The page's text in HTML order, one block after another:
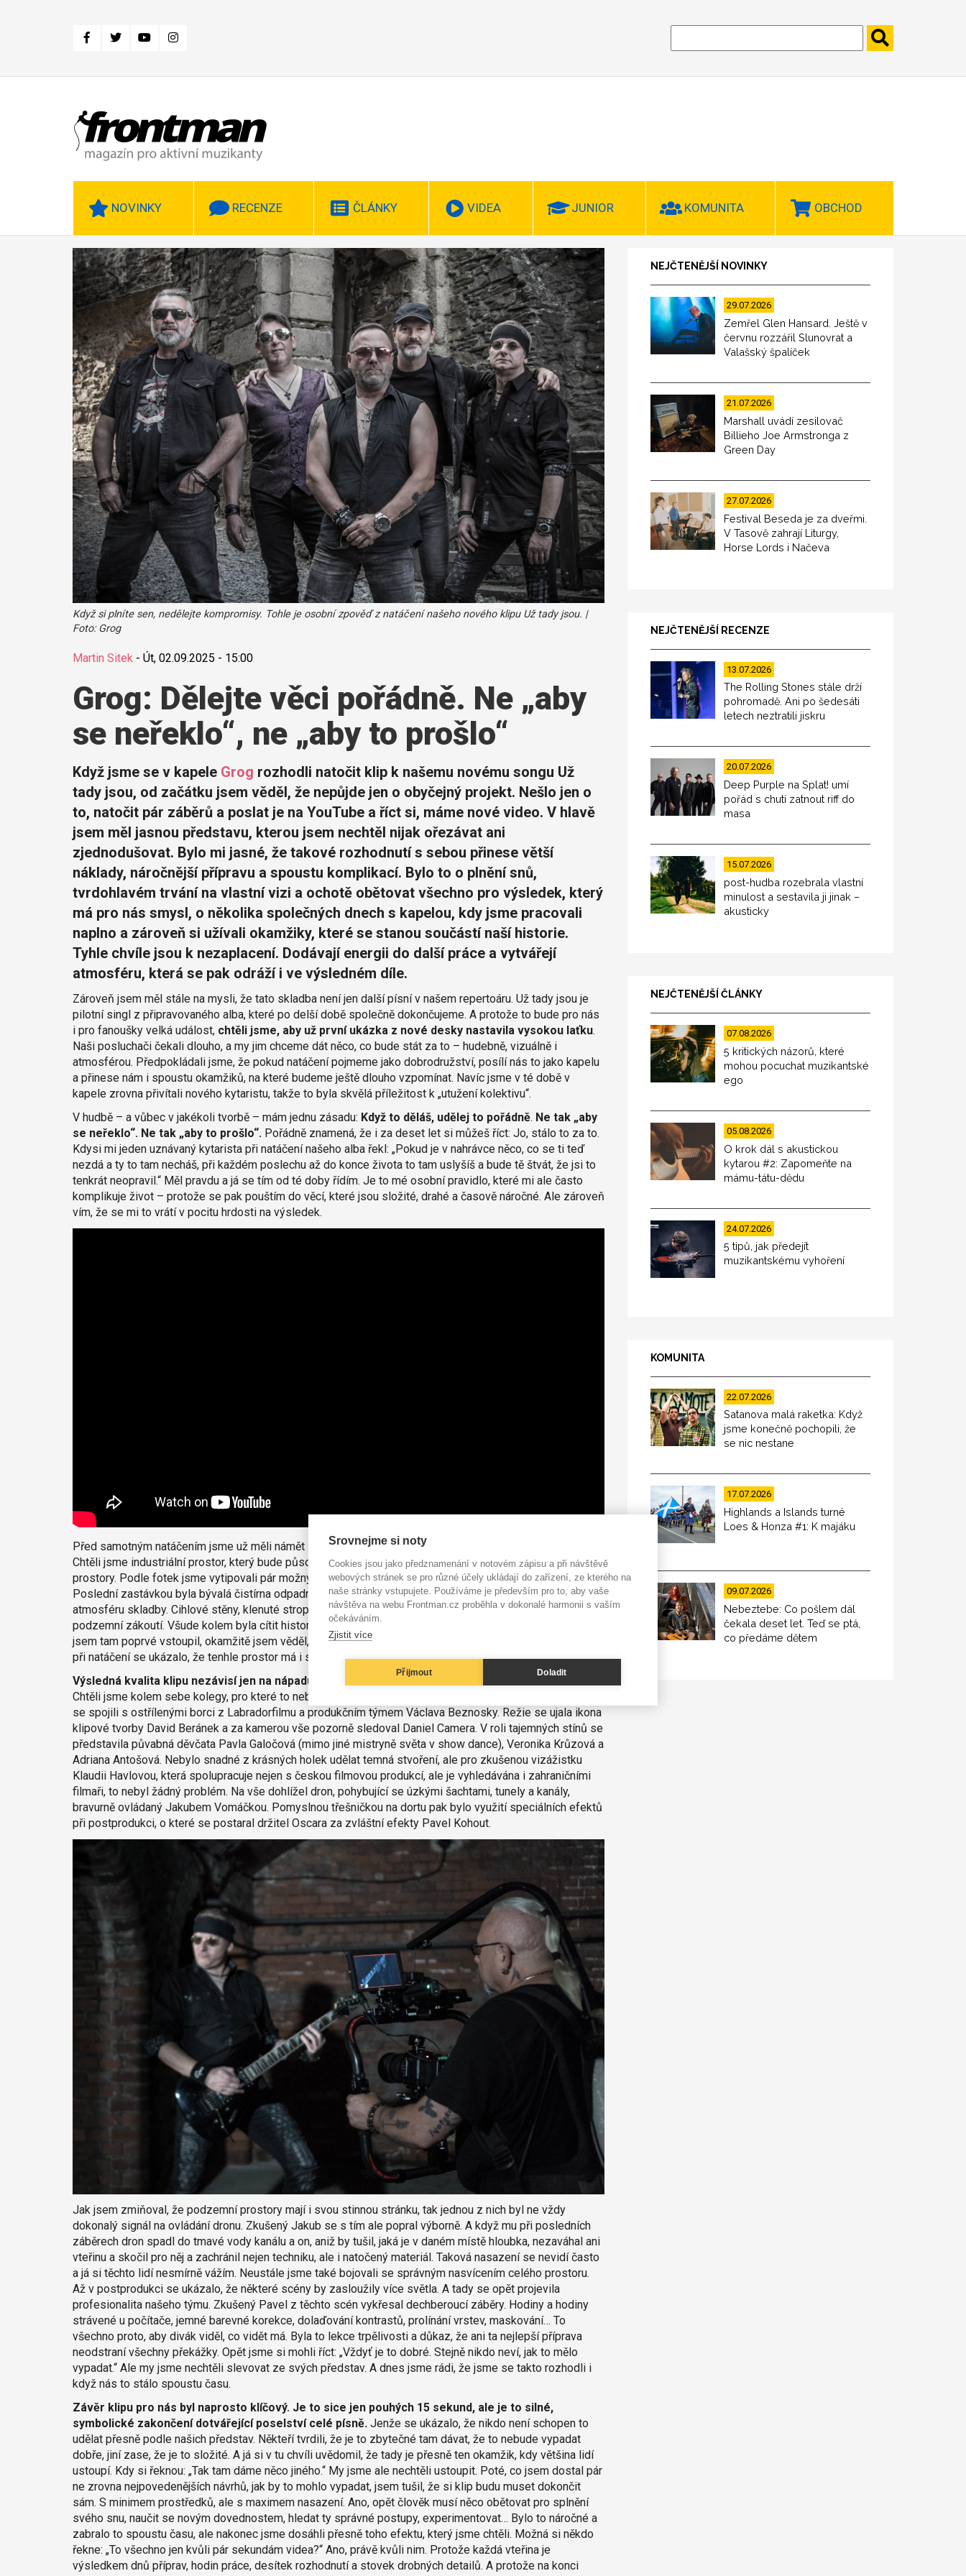
NOVINKY RECENZE ČLÁNKY VIDEA JUNIOR KOMUNITA OBCHOD
Když si plníte sen, nedělejte kompromisy. Tohle je osobní zpověď z natáčení našeho nového klipu Už tady jsou. |
Foto: Grog
Martin Sitek - Út, 02.09.2025 - 15:00
Grog: Dělejte věci pořádně. Ne „aby
se neřeklo“, ne „aby to prošlo“
Když jsme se v kapele Grog rozhodli natočit klip k našemu novému songu Už
tady jsou, od začátku jsem věděl, že nepůjde jen o obyčejný projekt. Nešlo jen o
to, natočit pár záběrů a poslat je na YouTube a říct si, máme nové video. V hlavě
jsem měl jasnou představu, kterou jsem nechtěl nijak ořezávat ani
zjednodušovat. Bylo mi jasné, že takové rozhodnutí s sebou přinese větší
náklady, náročnější přípravu a spoustu komplikací. Bylo to o plnění snů,
tvrdohlavém trvání na vlastní vizi a ochotě obětovat všechno pro výsledek, který
má pro nás smysl, o několika společných dnech s kapelou, kdy jsme pracovali
naplno a zároveň si užívali okamžiky, které se stanou součástí naší historie.
Tyhle chvíle jsou k nezaplacení. Dodávají energii do další práce a vytvářejí
atmosféru, která se pak odráží i ve výsledném díle.
Zároveň jsem měl stále na mysli, že tato skladba není jen další písní v našem repertoáru. Už tady jsou je
pilotní singl z připravovaného alba, které po delší době společně dokončujeme. A protože to bude pro nás
i pro fanoušky velká událost,chtěli jsme, aby už první ukázka z nové desky nastavila vysokou laťku.
Naši posluchači čekali dlouho, a my jim chceme dát něco, co bude stát za to – hudebně, vizuálně i
atmosférou. Předpokládali jsme, že pokud natáčení pojmeme jako dobrodružství, posílí nás to jako kapelu
a přinese nám i spoustu okamžiků, na které budeme ještě dlouho vzpomínat. Navíc jsme v té době v
kapele zrovna přivítali nového kytaristu, takže to byla skvělá příležitost k „utužení kolektivu“.
V hudbě – a vůbec v jakékoli tvorbě – mám jednu zásadu: Když to děláš, udělej to pořádně. Ne tak „aby
se neřeklo“. Ne tak „aby to prošlo“. Pořádně znamená, že i za deset let si můžeš říct: Jo, stálo to za to.
Kdysi mi jeden uznávaný kytarista při natáčení našeho alba řekl: „Pokud je v nahrávce něco, co se ti teď
nezdá a ty to tam necháš, při každém poslechu až do konce života to tam uslyšíš a bude tě štvát, že jsi to
tenkrát neopravil.“ Měl pravdu a já se tím od té doby řídím. Je to mé osobní pravidlo, které mi ale často
komplikuje život – protože se pak pouštím do věcí, které jsou složité, drahé a časově náročné. Ale zároveň
vím, že se mi to vrátí v pocitu hrdosti na výsledek.
Před samotným natáčením jsme už měli námět zpracovaný do scénáře a zbývalo vybrat vhodnou lokaci.
Chtěli jsme industriální prostor, který bude působit temně, syrově, trochu stísněně a bude mít podzemní
prostory. Podle fotek jsme vytipovali pár možných míst a osobně jsem si je pak zajel obhlédnout.
Poslední zastávkou byla bývalá čistírna odpadních vod. Byla to stavba, která perfektně odrážela temnou
atmosféru skladby. Cihlové stěny, klenuté stropy, rezavé trubky, zvuk kapající vody z potrubí a tajemná
podzemní zákoutí. Všude kolem byla cítit historie místa, které kdysi sloužilo úplně jinému účelu. Když
jsem tam poprvé vstoupil, okamžitě jsem věděl, že to je ono. Pro vizuál klipu to bylo dokonalé. Až později
při natáčení se ukázalo, že tenhle prostor má i svou stinnou stránku – doslova.
Výsledná kvalita klipu nezávisí jen na nápadu, ale potřebujete vedle sebe tým, kterému věříte.
Chtěli jsme kolem sebe kolegy, pro které to nebude jen další zakázka, ale srdcová záležitost, takže jsme
se spojili s ostřílenými borci z Labradorfilmu a produkčním týmem Václava Beznosky. Režie se ujala ikona
klipové tvorby David Beránek a za kamerou vše pozorně sledoval Daniel Camera. V roli tajemných stínů se
představila půvabná děvčata Pavla Galočová (mimo jiné mistryně světa v show dance), Veronika Krůzová a
Adriana Antošová. Nebylo snadné z krásných holek udělat temná stvoření, ale pro zkušenou vizážistku
Klaudii Havlovou, která spolupracuje nejen s českou filmovou produkcí, ale je vyhledávána i zahraničními
filmaři, to nebyl žádný problém. Na vše dohlížel dron, pohybující se úzkými šachtami, tunely a kanály,
bravurně ovládaný Jakubem Vomáčkou. Pomyslnou třešničkou na dortu pak bylo využití speciálních efektů
při postprodukci, o které se postaral držitel Oscara za zvláštní efekty Pavel Kohout.
Jak jsem zmiňoval, že podzemní prostory mají i svou stinnou stránku, tak jednou z nich byl ne vždy
dokonalý signál na ovládání dronu. Zkušený Jakub se s tím ale popral výborně. A když mu při posledních
záběrech dron spadl do tmavé vody kanálu a on, aniž by tušil, jaká je v daném místě hloubka, nezaváhal ani
vteřinu a skočil pro něj a zachránil nejen techniku, ale i natočený materiál. Taková nasazení se nevidí často
a já si těchto lidí nesmírně vážím. Neustále jsme také bojovali se správným nasvícením celého prostoru.
Až v postprodukci se ukázalo, že některé scény by zasloužily více světla. A tady se opět projevila
profesionalita našeho týmu. Zkušený Pavel z těchto scén vykřesal dechberoucí záběry. Hodiny a hodiny
strávené u počítače, jemné barevné korekce, dolaďování kontrastů, prolínání vrstev, maskování… To
všechno proto, aby divák viděl, co vidět má. Byla to lekce trpělivosti a důkaz, že ani ta nejlepší příprava
neodstraní všechny překážky. Opět jsme si mohli říct: „Vždyť je to dobré. Stejně nikdo neví, jak to mělo
vypadat.“ Ale my jsme nechtěli slevovat ze svých představ. A dnes jsme rádi, že jsme se takto rozhodli i
když nás to stálo spoustu času.
Závěr klipu pro nás byl naprosto klíčový. Je to sice jen pouhých 15 sekund, ale je to silné,
symbolické zakončení dotvářející poselství celé písně.Jenže se ukázalo, že nikdo není schopen to
udělat přesně podle našich představ. Někteří tvrdili, že je to zbytečné tam dávat, že to nebude vypadat
dobře, jiní zase, že je to složité. A já si v tu chvíli uvědomil, že tady je přesně ten okamžik, kdy většina lidí
ustoupí. Kdy si řeknou: „Tak tam dáme něco jiného.“ My jsme ale nechtěli ustoupit. Poté, co jsem dostal pár
ne zrovna nejpovedenějších návrhů, jak by to mohlo vypadat, jsem tušil, že si klip budu muset dokončit
sám. S minimem prostředků, ale s maximem nasazení. Ano, opět člověk musí něco obětovat pro splnění
svého snu, naučit se novým dovednostem, hledat ty správné postupy, experimentovat… Bylo to náročné a
zabralo to spoustu času, ale nakonec jsme dosáhli přesně toho efektu, který jsme chtěli. Možná si někdo
řekne: „To všechno jen kvůli pár sekundám videa?“ Ano, právě kvůli nim. Protože každá vteřina je
výsledkem dnů příprav, hodin práce, desítek rozhodnutí a stovek drobných detailů. A protože na konci
NEJČTENĚJŠÍ NOVINKY
29.07.2026
Zemřel Glen Hansard. Ještě v
červnu rozzářil Slunovrat a
Valašský špalíček
21.07.2026
Marshall uvádí zesilovač
Billieho Joe Armstronga z
Green Day
27.07.2026
Festival Beseda je za dveřmi.
V Tasově zahrají Liturgy,
Horse Lords i Načeva
NEJČTENĚJŠÍ RECENZE
13.07.2026
The Rolling Stones stále drží
pohromadě. Ani po šedesáti
letech neztratili jiskru
20.07.2026
Deep Purple na Splat! umí
pořád s chutí zatnout riff do
masa
15.07.2026
post-hudba rozebrala vlastní
minulost a sestavila ji jinak –
akusticky
NEJČTENĚJŠÍ ČLÁNKY
07.08.2026
5 kritických názorů, které
mohou pocuchat muzikantské
ego
05.08.2026
O krok dál s akustickou
kytarou #2: Zapomeňte na
mámu-tátu-dědu
24.07.2026
5 tipů, jak předejít
muzikantskému vyhoření
KOMUNITA
22.07.2026
Satanova malá raketka: Když
jsme konečně pochopili, že
se nic nestane
17.07.2026
Highlands a Islands turné
Loes & Honza #1: K majáku
09.07.2026
Nebeztebe: Co pošlem dál
čekala deset let. Teď se ptá,
co předáme dětem
Srovnejme si noty
Cookies jsou jako předznamenání v notovém zápisu a při návštěvě
webových stránek se pro různé účely ukládají do zařízení, ze kterého na
naše stránky vstupujete. Používáme je především pro to, aby vaše
návštěva na webu Frontman.cz proběhla v dokonalé harmonii s vaším
očekáváním.
Zjistit více
Přijmout Doladit